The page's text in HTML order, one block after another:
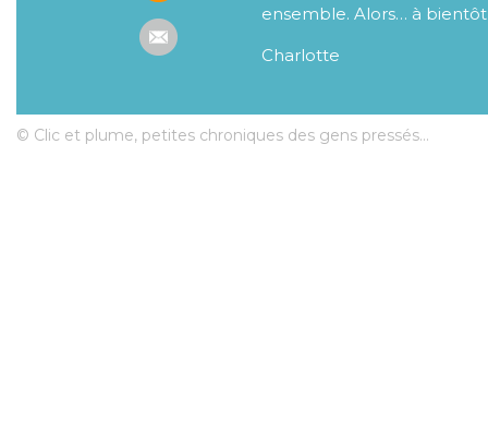
ensemble. Alors… à bientôt
Charlotte
© Clic et plume, petites chroniques des gens pressés...